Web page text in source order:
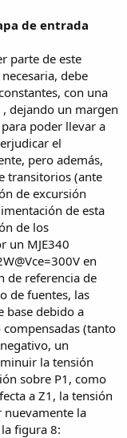
de entrada
parte de este
debe
con una
dejando un margen
poder llevar a
el
pero además,
transitorios (ante
de excursión
de esta
de los
un MJE340
en
de referencia de
de fuentes, las
base debido a
(tanto
un
la tensión
sobre P1, como
a Z1, la tensión
nuevamente la
figura 8: